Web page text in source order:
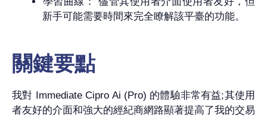
新手可能需要時間來完全瞭解該平臺的功能。
關鍵要點
我對 Immediate Cipro Ai (Pro) 的體驗非常有益;其使用
者友好的介面和強大的經紀商網路顯著提高了我的交易